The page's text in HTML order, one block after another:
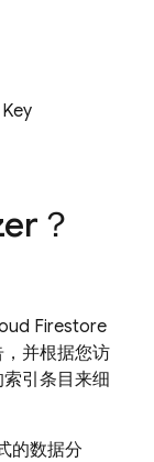
？
Firestore
并根据您访
引条目来细
的数据分